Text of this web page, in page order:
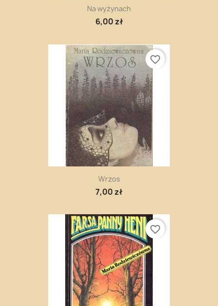
Na wyżynach
6,00 zł
Wrzos
7,00 zł
favorite_border
favorite_border